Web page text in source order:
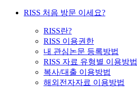
RISS 처음 방문 이세요?
RISS란?
RISS 이용권한
내 관심논문 등록방법
RISS 자료 유형별 이용방법
복사/대출 이용방법
해외전자자료 이용방법